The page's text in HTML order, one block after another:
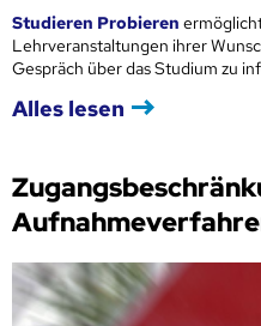
Studieren Probieren
Lehrveranstaltungen ihrer
Gespräch über das Studium zu
Alles lesen